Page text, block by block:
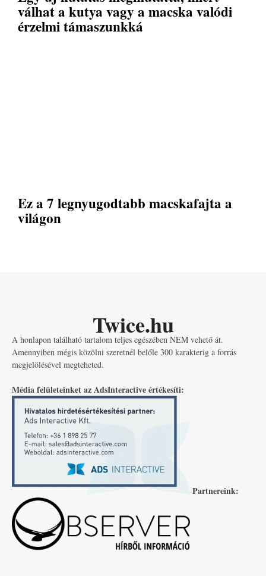
válhat a kutya vagy a macska valódi
érzelmi támaszunkká
Ez a 7 legnyugodtabb macskafajta a
világon
Twice.hu
A honlapon található tartalom teljes egészében NEM vehető át.
Amennyiben mégis közölni szeretnél belőle 300 karakterig a forrás
megjelölésével megteheted.
Média felületeinket az AdsInteractive értékesíti:
Partnereink: